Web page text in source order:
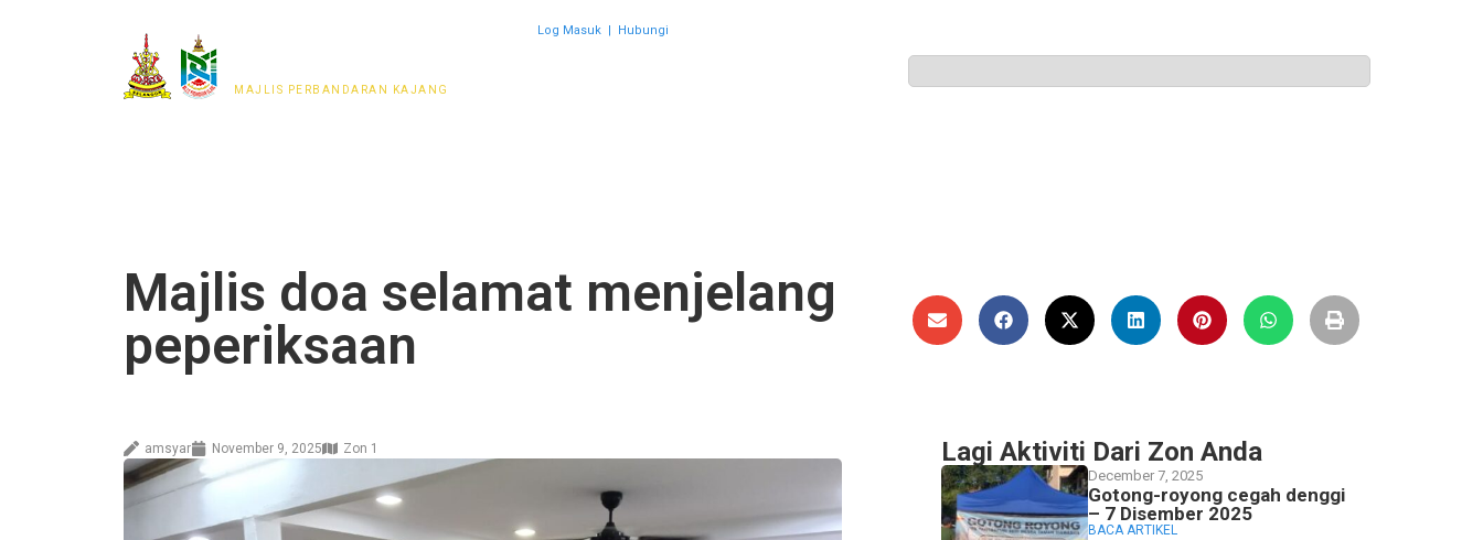
MAJLIS PERBANDARAN KAJANG
Log Masuk| Hubungi
Majlis doa selamat menjelang
peperiksaan
amsyar November 9, 2025 Zon 1 Lagi Aktiviti Dari Zon Anda
December 7, 2025
Gotong-royong cegah denggi
– 7 Disember 2025
BACA ARTIKEL